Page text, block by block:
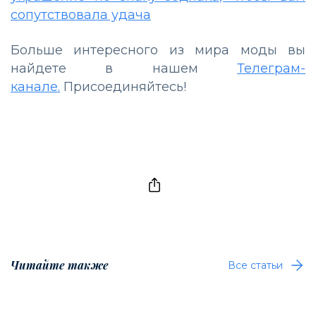
сопутствовала удача
Больше интересного из мира моды вы
найдете в нашем Телеграм-
канале. Присоединяйтесь!
Читайте также Все статьи